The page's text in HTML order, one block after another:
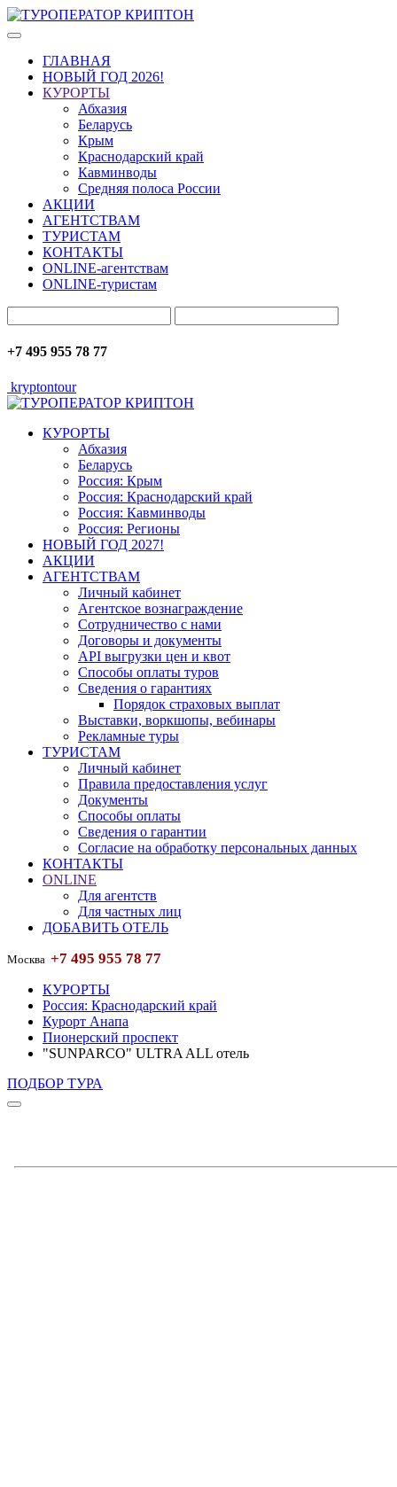
ГЛАВНАЯ
НОВЫЙ ГОД 2026!
КУРОРТЫ
Абхазия
Беларусь
Крым
Краснодарский край
Кавминводы
Средняя полоса России
АКЦИИ
АГЕНТСТВАМ
ТУРИСТАМ
КОНТАКТЫ
ONLINE-агентствам
ONLINE-туристам
+7 495 955 78 77
kryptontour
КУРОРТЫ
Абхазия
Беларусь
Россия: Крым
Россия: Краснодарский край
Россия: Кавминводы
Россия: Регионы
НОВЫЙ ГОД 2027!
АКЦИИ
АГЕНТСТВАМ
Личный кабинет
Агентское вознаграждение
Сотрудничество с нами
Договоры и документы
API выгрузки цен и квот
Способы оплаты туров
Сведения о гарантиях
Порядок страховых выплат
Выставки, воркшопы, вебинары
Рекламные туры
ТУРИСТАМ
Личный кабинет
Правила предоставления услуг
Документы
Способы оплаты
Сведения о гарантии
Согласие на обработку персональных данных
КОНТАКТЫ
ONLINE
Для агентств
Для частных лиц
ДОБАВИТЬ ОТЕЛЬ
Москва +7 495 955 78 77
КУРОРТЫ
Россия: Краснодарский край
Курорт Анапа
Пионерский проспект
"SUNPARCO" ULTRA ALL отель
ПОДБОР ТУРА